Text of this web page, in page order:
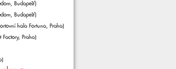
Budapešť)
Budapešť)
hala Fortuna, Praha)
Factory, Praha)